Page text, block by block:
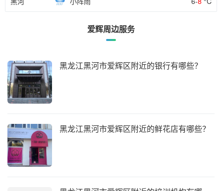
爱辉周边服务
黑龙江黑河市爱辉区附近的银行有哪些？
黑龙江黑河市爱辉区附近的鲜花店有哪些？